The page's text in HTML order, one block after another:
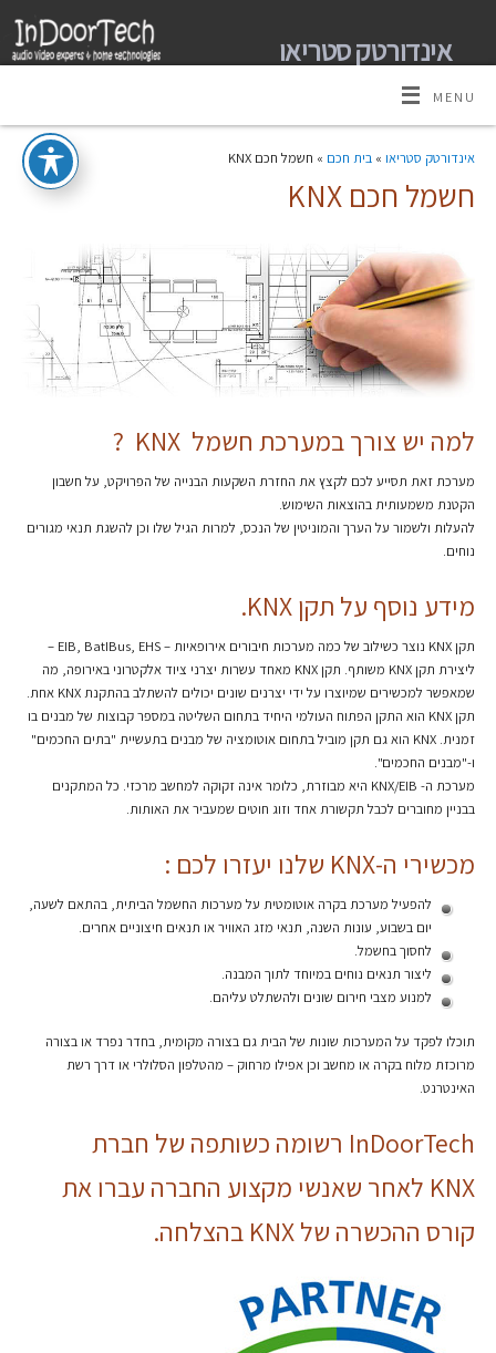
אינדורטק סטריאו
MENU
אינדורטק סטריאו» בית חכם » חשמל חכם KNX
חשמל חכם KNX
למה יש צורך במערכת חשמל KNX ?
מערכת זאת תסייע לכם לקצץ את החזרת השקעות הבנייה של הפרויקט, על חשבון
הקטנת משמעותית בהוצאות השימוש.
להעלות ולשמור על הערך והמוניטין של הנכס, למרות הגיל שלו וכן להשגת תנאי מגורים
נוחים.
מידע נוסף על תקן KNX.
תקן KNX נוצר כשילוב של כמה מערכות חיבורים אירופאיות – EIB, BatIBus, EHS –
ליצירת תקן KNX משותף. תקן KNX מאחד עשרות יצרני ציוד אלקטרוני באירופה, מה
שמאפשר למכשירים שמיוצרו על ידי יצרנים שונים יכולים להשתלב בהתקנת KNX אחת.
תקן KNX הוא התקן הפתוח העולמי היחיד בתחום השליטה במספר קבוצות של מבנים בו
זמנית. KNX הוא גם תקן מוביל בתחום אוטומציה של מבנים בתעשיית "בתים החכמים"
ו-"מבנים החכמים".
מערכת ה- KNX/EIB היא מבוזרת, כלומר אינה זקוקה למחשב מרכזי. כל המתקנים
בבניין מחוברים לכבל תקשורת אחד וזוג חוטים שמעביר את האותות.
מכשירי ה-KNX שלנו יעזרו לכם :
להפעיל מערכת בקרה אוטומטית על מערכות החשמל הביתית, בהתאם לשעה,
יום בשבוע, עונות השנה, תנאי מזג האוויר או תנאים חיצוניים אחרים.
לחסוך בחשמל.
ליצור תנאים נוחים במיוחד לתוך המבנה.
למנוע מצבי חירום שונים ולהשתלט עליהם.
תוכלו לפקד על המערכות שונות של הבית גם בצורה מקומית, בחדר נפרד או בצורה
מרוכזת מלוח בקרה או מחשב וכן אפילו מרחוק – מהטלפון הסלולרי או דרך רשת
האינטרנט.
InDoorTech רשומה כשותפה של חברת
KNX לאחר שאנשי מקצוע החברה עברו את
קורס ההכשרה של KNX בהצלחה.